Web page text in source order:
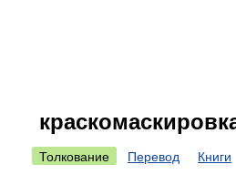
Толкование Перевод Книги